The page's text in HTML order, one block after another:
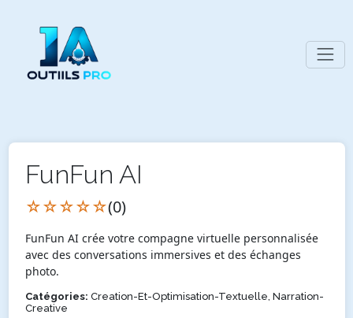
FunFun AI
☆☆☆☆☆(0)
FunFun AI crée votre compagne virtuelle personnalisée
avec des conversations immersives et des échanges
photo.
Catégories: Creation-Et-Optimisation-Textuelle, Narration-
Creative